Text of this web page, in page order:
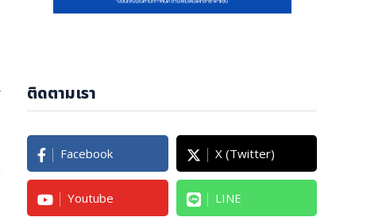
ติดตามเรา
Facebook X (Twitter)
Youtube LINE